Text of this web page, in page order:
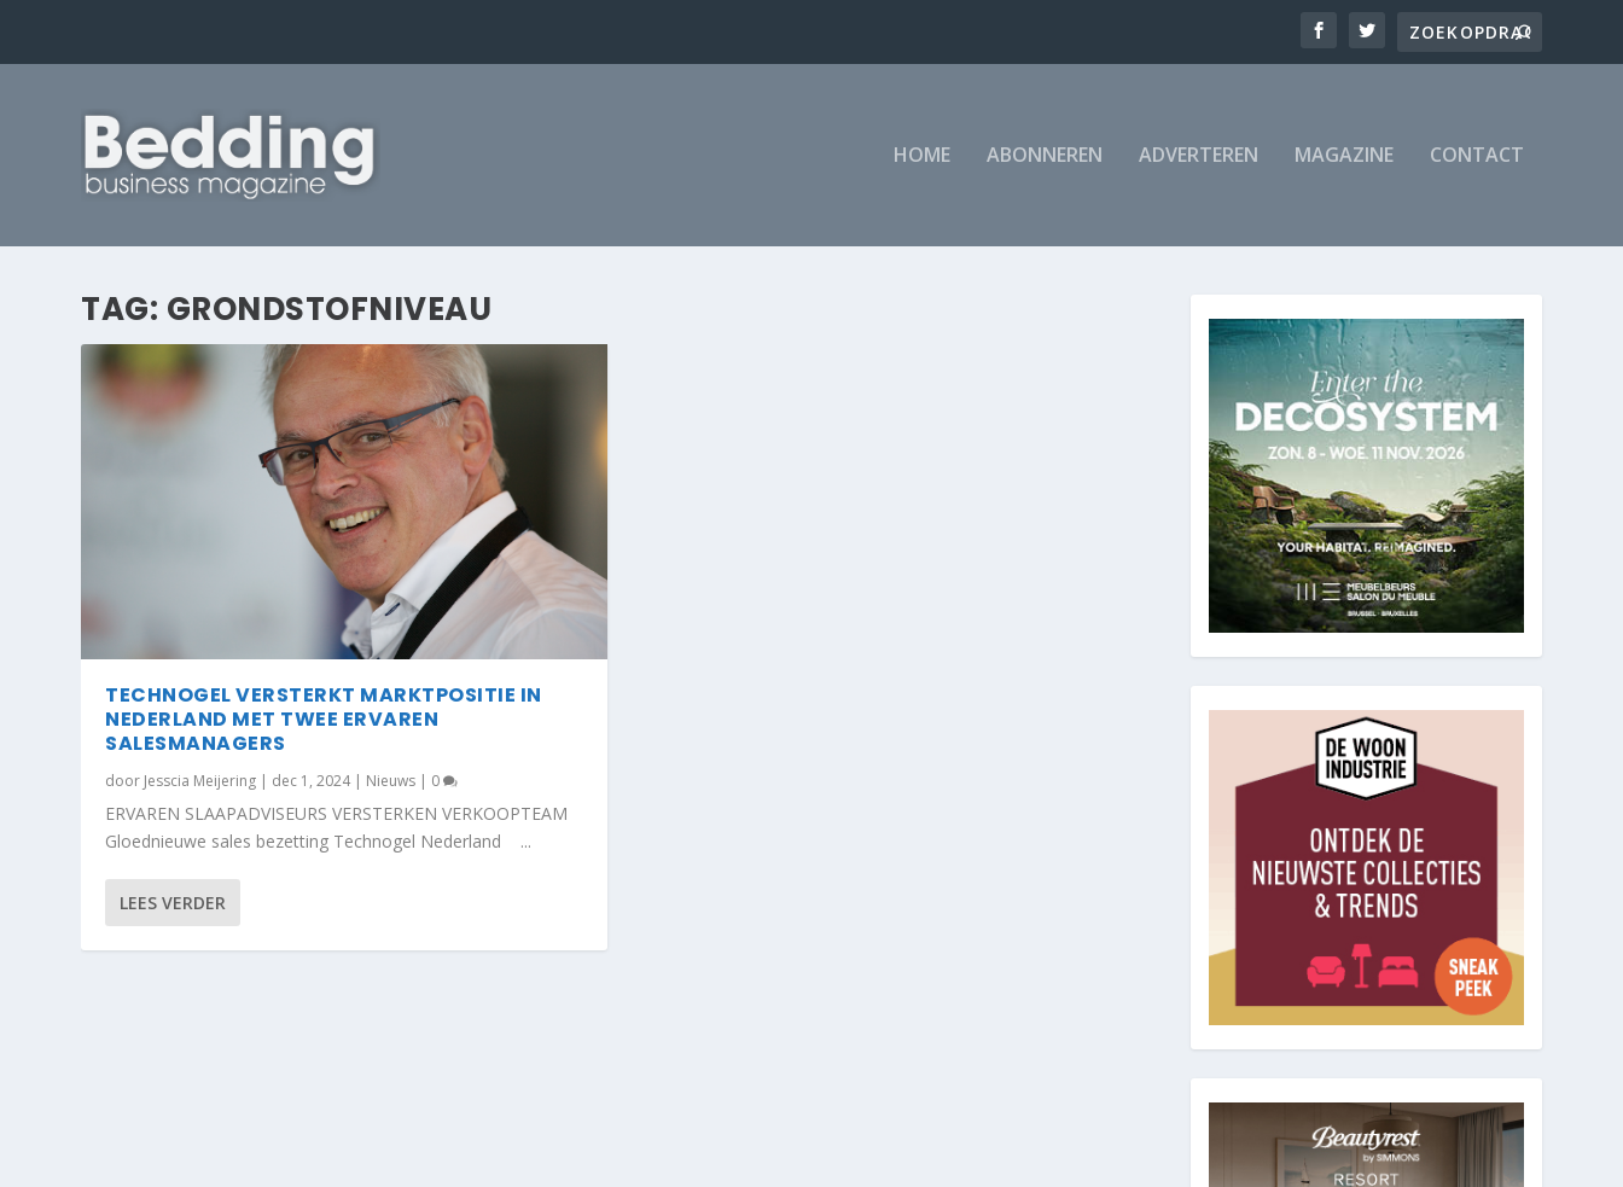
HOME ABONNEREN ADVERTEREN MAGAZINE CONTACT
TAG: GRONDSTOFNIVEAU
TECHNOGEL VERSTERKT MARKTPOSITIE IN
NEDERLAND MET TWEE ERVAREN
SALESMANAGERS
door Jesscia Meijering | dec 1, 2024| Nieuws | 0
ERVAREN SLAAPADVISEURS VERSTERKEN VERKOOPTEAM
Gloednieuwe sales bezetting Technogel Nederland ...
LEES VERDER